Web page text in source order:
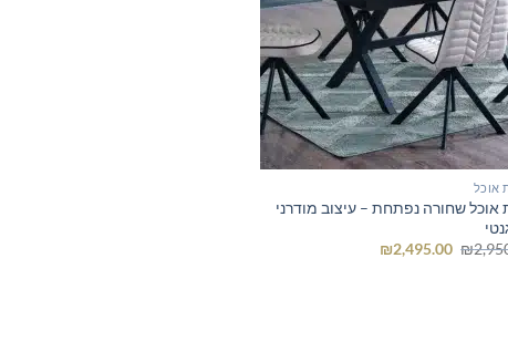
אוכל
אוכל שחורה נפתחת – עיצוב מודרני
₪ המחיר
₪2,495.00